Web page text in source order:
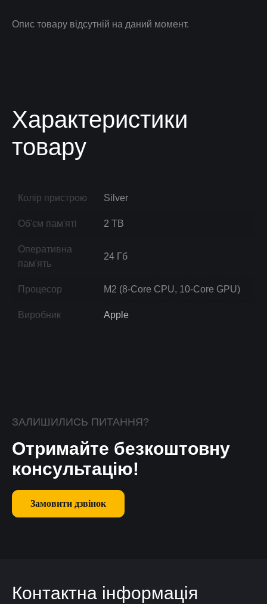
Опис товару відсутній на даний момент.
Характеристики
товару
Колір пристрою Silver
Об'єм пам'яті 2 TB
Оперативна
пам'ять
24 Гб
Процесор M2 (8-Core CPU, 10-Core GPU)
Виробник Apple
ЗАЛИШИЛИСЬ ПИТАННЯ?
Отримайте безкоштовну
консультацію!
Замовити дзвінок
Контактна інформація